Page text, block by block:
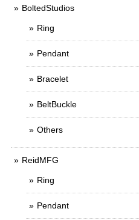
BoltedStudios
Ring
Pendant
Bracelet
BeltBuckle
Others
ReidMFG
Ring
Pendant